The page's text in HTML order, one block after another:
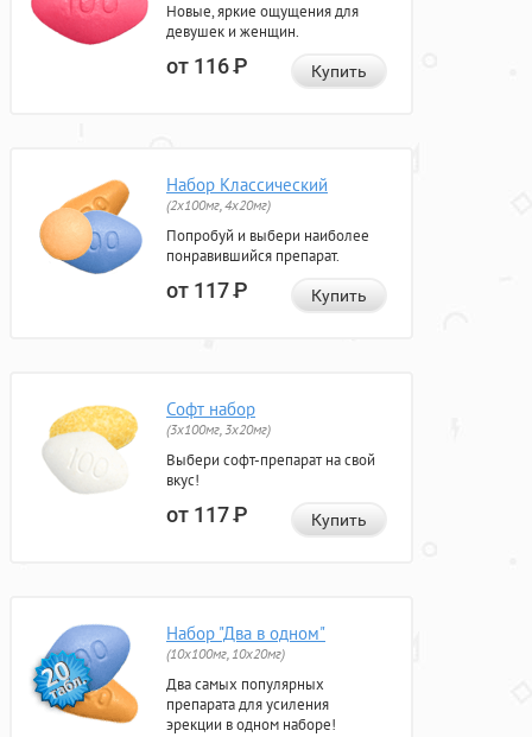
Новые, яркие ощущения для
девушек и женщин.
от 116Р Купить
Набор Классический
(2x100мг, 4x20мг)
Попробуй и выбери наиболее
понравившийся препарат.
от 117Р Купить
Софт набор
(3x100мг, 3x20мг)
Выбери софт-препарат на свой
вкус!
от 117Р Купить
Набор "Два в одном"
(10x100мг, 10x20мг)
Два самых популярных
препарата для усиления
эрекции в одном наборе!